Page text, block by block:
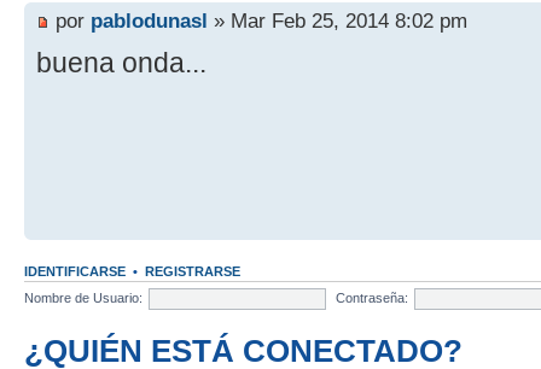
por pablodunasl » Mar Feb 25, 2014 8:02 pm
buena onda...
IDENTIFICARSE • REGISTRARSE
Nombre de Usuario:
Contraseña:
¿QUIÉN ESTÁ CONECTADO?